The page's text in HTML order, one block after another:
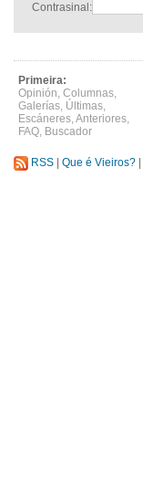
Contrasinal:
Primeira:
Opinión, Columnas,
Galerías, Últimas,
Escáneres,Anteriores,
FAQ, Buscador
RSS Que é Vieiros?